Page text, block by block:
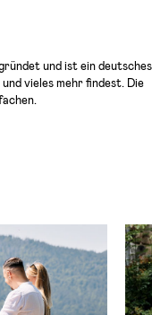
und ist ein deutsches
vieles mehr findest. Die